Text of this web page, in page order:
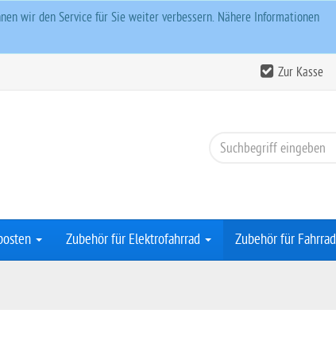
wir den Service für Sie weiter verbessern. Nähere Informationen
Zur Kasse
Zubehör für Elektrofahrrad Zubehör für Fahrrad